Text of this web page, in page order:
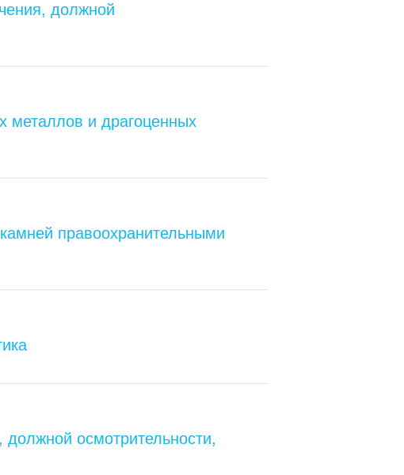
должной
металлов и драгоценных
правоохранительными
осмотрительности,